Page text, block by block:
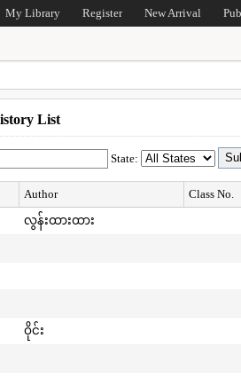
My Library Register New Arrival
List
State:
Author
Class No.
လွန်းထားထား
ဝိုင်း